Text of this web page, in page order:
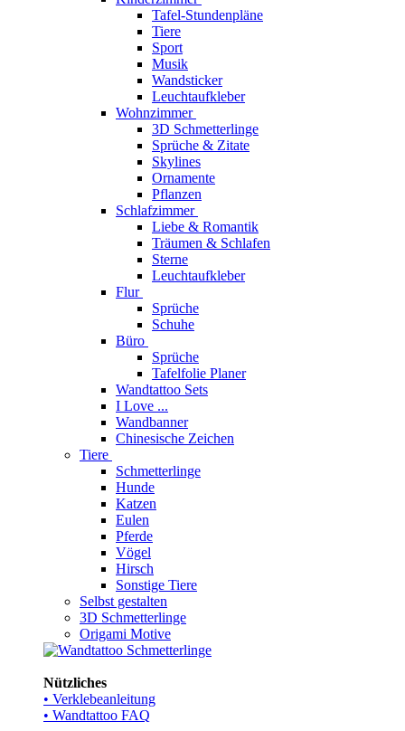
Tafel-Stundenpläne
Tiere
Sport
Musik
Wandsticker
Leuchtaufkleber
Wohnzimmer
3D Schmetterlinge
Sprüche & Zitate
Skylines
Ornamente
Pflanzen
Schlafzimmer
Liebe & Romantik
Träumen & Schlafen
Sterne
Leuchtaufkleber
Flur
Sprüche
Schuhe
Büro
Sprüche
Tafelfolie Planer
Wandtattoo Sets
I Love ...
Wandbanner
Chinesische Zeichen
Tiere
Schmetterlinge
Hunde
Katzen
Eulen
Pferde
Vögel
Hirsch
Sonstige Tiere
Selbst gestalten
3D Schmetterlinge
Origami Motive
Nützliches
• Verklebeanleitung
• Wandtattoo FAQ